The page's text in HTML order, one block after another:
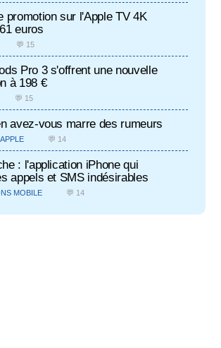
promotion sur l'Apple TV 4K
euros
💬 15
Pro 3 s'offrent une nouvelle
à 198 €
💬 15
avez-vous marre des rumeurs
💬 14
: l'application iPhone qui
appels et SMS indésirables
MOBILE 💬 14